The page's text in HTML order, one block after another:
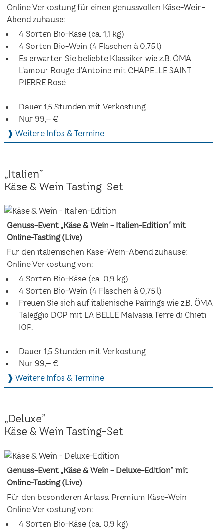
Online Verkostung für einen genussvollen Käse-Wein-
Abend zuhause:
4 Sorten Bio-Käse (ca. 1,1 kg)
4 Sorten Bio-Wein (4 Flaschen à 0,75 l)
Es erwarten Sie beliebte Klassiker wie z.B. ÖMA
L'amour Rouge d'Antoine mit CHAPELLE SAINT
PIERRE Rosé
Dauer 1,5 Stunden mit Verkostung
Nur 99,– €
❱ Weitere Infos & Termine
„Italien”
Käse & Wein Tasting-Set
Genuss-Event „Käse & Wein - Italien-Edition“ mit
Online-Tasting (Live)
Für den italienischen Käse-Wein-Abend zuhause:
Online Verkostung von:
4 Sorten Bio-Käse (ca. 0,9 kg)
4 Sorten Bio-Wein (4 Flaschen à 0,75 l)
Freuen Sie sich auf italienische Pairings wie z.B. ÖMA
Taleggio DOP mit LA BELLE Malvasia Terre di Chieti
IGP.
Dauer 1,5 Stunden mit Verkostung
Nur 99,– €
❱ Weitere Infos & Termine
„Deluxe”
Käse & Wein Tasting-Set
Genuss-Event „Käse & Wein - Deluxe-Edition“ mit
Online-Tasting (Live)
Für den besonderen Anlass. Premium Käse-Wein
Online Verkostung von:
4 Sorten Bio-Käse (ca. 0,9 kg)